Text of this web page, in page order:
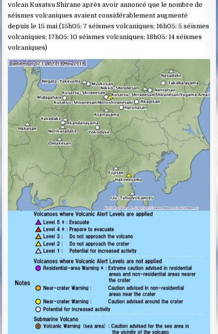
volcan Kusatsu Shirane après avoir annoncé que le nombre de
séismes volcaniques avaient considérablement augmenté
depuis le 15 mai (15h05: 7 séismes volcaniques; 16h05: 5 séismes
volcaniques; 17h05: 10 séismes volcaniques; 18h05: 14 séismes
volcaniques)